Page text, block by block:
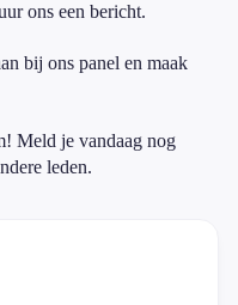
ons een bericht.
bij ons panel en maak
Meld je vandaag nog
leden.